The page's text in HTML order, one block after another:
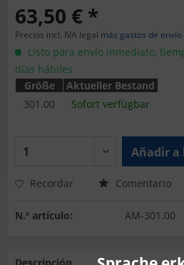
63,50 € *
Precios incl. IVA legal más gastos de envío
Listo para envío inmediato,
días hábiles
Größe
Aktueller Bestand
301.00
Sofort verfügbar
Añadir a
Recordar Comentario
N.º artículo: AM-301.00